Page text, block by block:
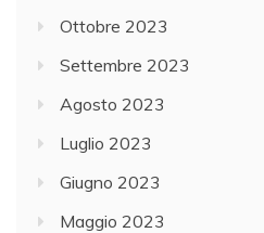
Ottobre 2023
Settembre 2023
Agosto 2023
Luglio 2023
Giugno 2023
Maggio 2023